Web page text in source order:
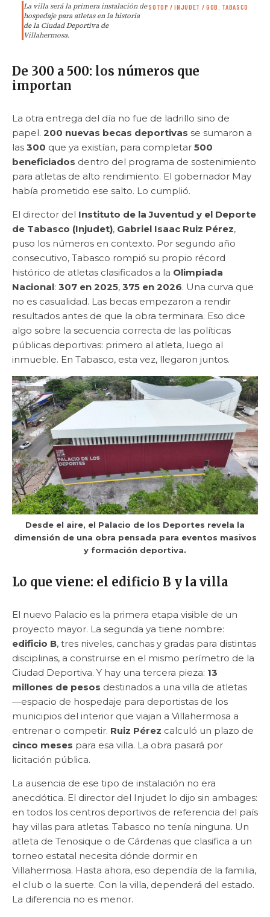
La villa será la primera instalación de
hospedaje para atletas en la historia
de la Ciudad Deportiva de
Villahermosa.
SOTOP / INJUDET / GOB. TABASCO
De 300 a 500: los números que
importan
La otra entrega del día no fue de ladrillo sino de
papel. 200 nuevas becas deportivas se sumaron a
las 300 que ya existían, para completar 500
beneficiados dentro del programa de sostenimiento
para atletas de alto rendimiento. El gobernador May
había prometido ese salto. Lo cumplió.
El director del Instituto de la Juventud y el Deporte
de Tabasco (Injudet), Gabriel Isaac Ruiz Pérez,
puso los números en contexto. Por segundo año
consecutivo, Tabasco rompió su propio récord
histórico de atletas clasificados a la Olimpiada
Nacional: 307 en 2025, 375 en 2026. Una curva que
no es casualidad. Las becas empezaron a rendir
resultados antes de que la obra terminara. Eso dice
algo sobre la secuencia correcta de las políticas
públicas deportivas: primero al atleta, luego al
inmueble. En Tabasco, esta vez, llegaron juntos.
Desde el aire, el Palacio de los Deportes revela la
dimensión de una obra pensada para eventos masivos
y formación deportiva.
Lo que viene: el edificio B y la villa
El nuevo Palacio es la primera etapa visible de un
proyecto mayor. La segunda ya tiene nombre:
edificio B, tres niveles, canchas y gradas para distintas
disciplinas, a construirse en el mismo perímetro de la
Ciudad Deportiva. Y hay una tercera pieza: 13
millones de pesos destinados a una villa de atletas
—espacio de hospedaje para deportistas de los
municipios del interior que viajan a Villahermosa a
entrenar o competir. Ruiz Pérez calculó un plazo de
cinco meses para esa villa. La obra pasará por
licitación pública.
La ausencia de ese tipo de instalación no era
anecdótica. El director del Injudet lo dijo sin ambages:
en todos los centros deportivos de referencia del país
hay villas para atletas. Tabasco no tenía ninguna. Un
atleta de Tenosique o de Cárdenas que clasifica a un
torneo estatal necesita dónde dormir en
Villahermosa. Hasta ahora, eso dependía de la familia,
el club o la suerte. Con la villa, dependerá del estado.
La diferencia no es menor.